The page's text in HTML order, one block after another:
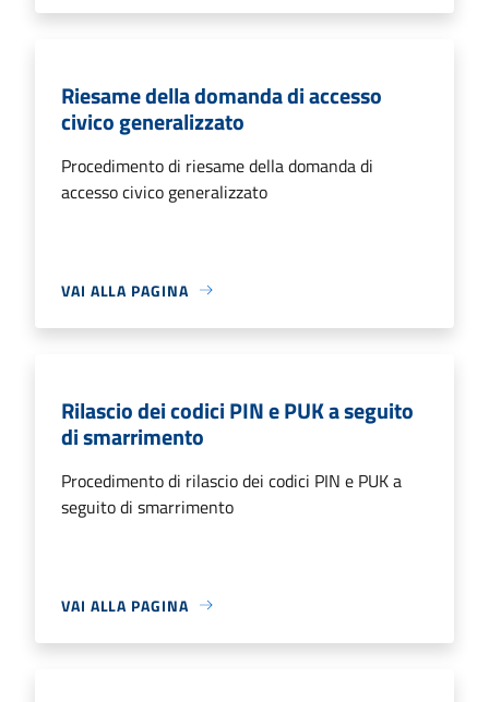
Riesame della domanda di accesso
civico generalizzato
Procedimento di riesame della domanda di
accesso civico generalizzato
VAI ALLA PAGINA
Rilascio dei codici PIN e PUK a seguito
di smarrimento
Procedimento di rilascio dei codici PIN e PUK a
seguito di smarrimento
VAI ALLA PAGINA